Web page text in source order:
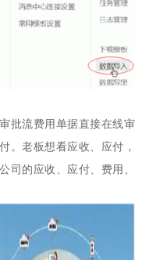
批流费用单据直接在线审
。老板想看应收、应付，
司的应收、应付、费用、